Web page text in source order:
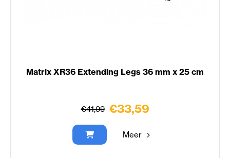
Matrix XR36 Extending Legs 36 mm x 25 cm
€41,99 €33,59
Meer